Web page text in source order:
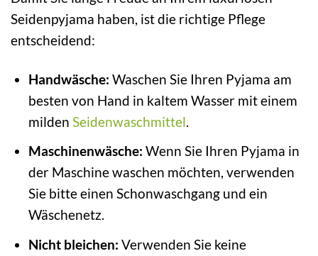
Seidenpyjama haben, ist die richtige Pflege
entscheidend:
Handwäsche: Waschen Sie Ihren Pyjama am
besten von Hand in kaltem Wasser mit einem
milden Seidenwaschmittel.
Maschinenwäsche: Wenn Sie Ihren Pyjama in
der Maschine waschen möchten, verwenden
Sie bitte einen Schonwaschgang und ein
Wäschenetz.
Nicht bleichen: Verwenden Sie keine